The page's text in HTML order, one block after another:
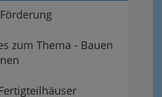
zum Thema - Bauen